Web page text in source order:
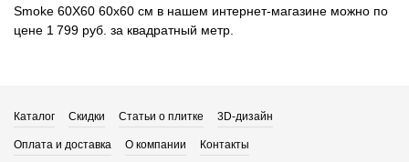
Smoke 60X60 60x60 см в нашем интернет-магазине можно по
цене 1 799 руб. за квадратный метр.
Каталог Скидки Статьи о плитке 3D-дизайн
Оплата и доставка О компании Контакты